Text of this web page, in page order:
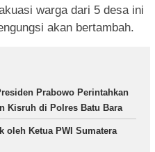
warga dari 5 desa ini
akan bertambah.
Prabowo Perintahkan
Kisruh di Polres Batu Bara
oleh Ketua PWI Sumatera